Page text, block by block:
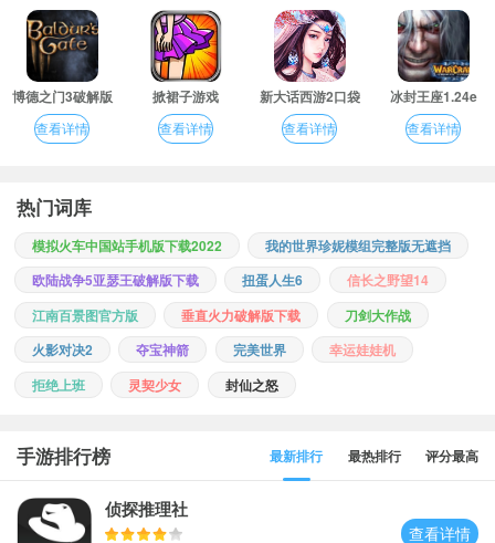
博德之门3破解版
查看详情
掀裙子游戏
查看详情
新大话西游2口袋
版
查看详情
冰封王座1.24e
查看详情
热门词库
模拟火车中国站手机版下载2022
我的世界珍妮模组完整版无遮挡
欧陆战争5亚瑟王破解版下载
扭蛋人生6
信长之野望14
江南百景图官方版
垂直火力破解版下载
刀剑大作战
火影对决2
夺宝神箭 完美世界
幸运娃娃机
拒绝上班
灵契少女 封仙之怒
手游排行榜 最新排行 最热排行 评分最高
侦探推理社
查看详情